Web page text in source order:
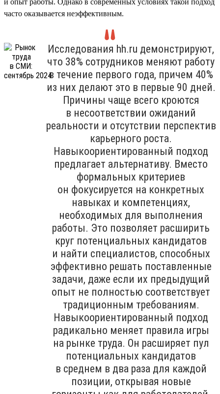
часто оказывается неэффективным.
Исследования hh.ru демонстрируют,
что 38% сотрудников меняют работу
в течение первого года, причем 40%
из них делают это в первые 90 дней.
Причины чаще всего кроются
в несоответствии ожиданий
реальности и отсутствии перспектив
карьерного роста.
Навыкоориентированный подход
предлагает альтернативу. Вместо
формальных критериев
он фокусируется на конкретных
навыках и компетенциях,
необходимых для выполнения
работы. Это позволяет расширить
круг потенциальных кандидатов
и найти специалистов, способных
эффективно решать поставленные
задачи, даже если их предыдущий
опыт не полностью соответствует
традиционным требованиям.
Навыкоориентированный подход
радикально меняет правила игры
на рынке труда. Он расширяет пул
потенциальных кандидатов
в среднем в два раза для каждой
позиции, открывая новые